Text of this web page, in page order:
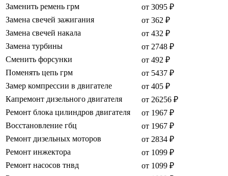
Заменить ремень грм
от 3095 ₽
Замена свечей зажигания
от 362 ₽
Замена свечей накала
от 432 ₽
Замена турбины
от 2748 ₽
Сменить форсунки
от 492 ₽
Поменять цепь грм
от 5437 ₽
Замер компрессии в двигателе
от 405 ₽
Капремонт дизельного двигателя
от 26256 ₽
Ремонт блока цилиндров двигателя
от 1967 ₽
Восстановление гбц
от 1967 ₽
Ремонт дизельных моторов
от 2834 ₽
Ремонт инжектора
от 1099 ₽
Ремонт насосов тнвд
от 1099 ₽